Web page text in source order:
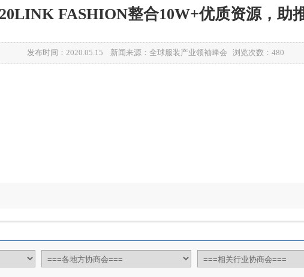
FASHION整合10W+优质资源，助
发布时间：2020.05.15 新闻来源：全球服装产业领袖峰会 浏览次数： 480